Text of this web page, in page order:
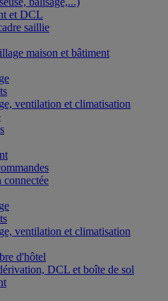
et DCL
saillie
maison et bâtiment
ventilation et climatisation
connectée
ventilation et climatisation
d'hôtel
DCL et boîte de sol